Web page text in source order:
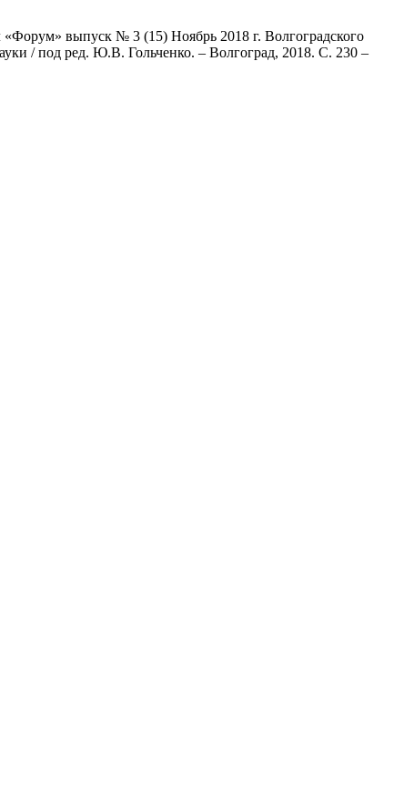
выпуск № 3 (15) Ноябрь 2018 г. Волгоградского
/ под ред. Ю.В. Гольченко. – Волгоград, 2018. С. 230 –